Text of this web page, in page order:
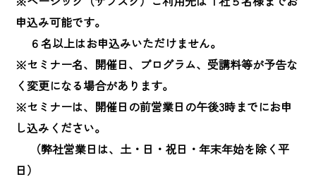
申込み可能です。
６名以上はお申込みいただけません。
※セミナー名、開催日、プログラム、受講料等が予告な
く変更になる場合があります。
※セミナーは、開催日の前営業日の午後3時までにお申
し込みください。
（弊社営業日は、土・日・祝日・年末年始を除く平
日）